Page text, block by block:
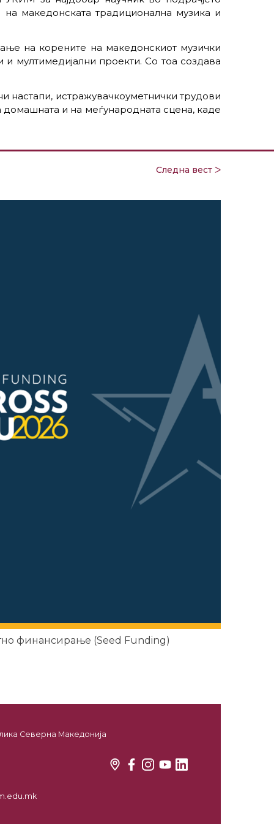
на македонската традиционална музика и
на корените на македонскиот музички
мултимедијални проекти. Со тоа создава
настапи, истражувачкоуметнички трудови
и на меѓународната сцена, каде
Следна вест ᐳ
финансирање (Seed Funding)
Северна Македонија